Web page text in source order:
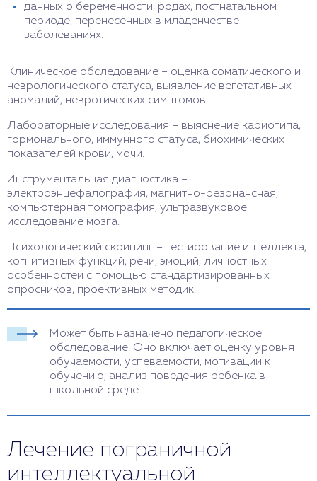
данных о беременности, родах, постнатальном
периоде, перенесенных в младенчестве
заболеваниях.
Клиническое обследование – оценка соматического и
неврологического статуса, выявление вегетативных
аномалий, невротических симптомов.
Лабораторные исследования – выяснение кариотипа,
гормонального, иммунного статуса, биохимических
показателей крови, мочи.
Инструментальная диагностика –
электроэнцефалография, магнитно-резонансная,
компьютерная томография, ультразвуковое
исследование мозга.
Психологический скрининг – тестирование интеллекта,
когнитивных функций, речи, эмоций, личностных
особенностей с помощью стандартизированных
опросников, проективных методик.
Может быть назначено педагогическое
обследование. Оно включает оценку уровня
обучаемости, успеваемости, мотивации к
обучению, анализ поведения ребенка в
школьной среде.
Лечение пограничной
интеллектуальной